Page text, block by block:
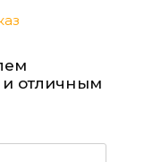
отличным